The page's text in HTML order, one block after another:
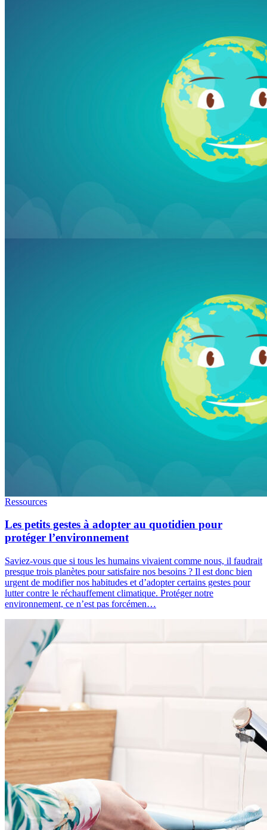
Ressources
Les petits gestes à adopter au quotidien pour
protéger l’environnement
Saviez-vous que si tous les humains vivaient comme nous, il faudrait
presque trois planètes pour satisfaire nos besoins ? Il est donc bien
urgent de modifier nos habitudes et d’adopter certains gestes pour
lutter contre le réchauffement climatique. Protéger notre
environnement, ce n’est pas forcémen…